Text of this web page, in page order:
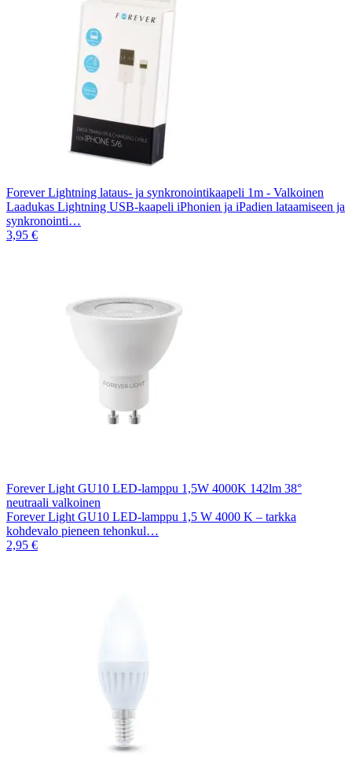
Forever Lightning lataus- ja synkronointikaapeli 1m - Valkoinen
Laadukas Lightning USB-kaapeli iPhonien ja iPadien lataamiseen ja
synkronointi…
3,95 €
Forever Light GU10 LED-lamppu 1,5W 4000K 142lm 38°
neutraali valkoinen
Forever Light GU10 LED-lamppu 1,5 W 4000 K – tarkka
kohdevalo pieneen tehonkul…
2,95 €